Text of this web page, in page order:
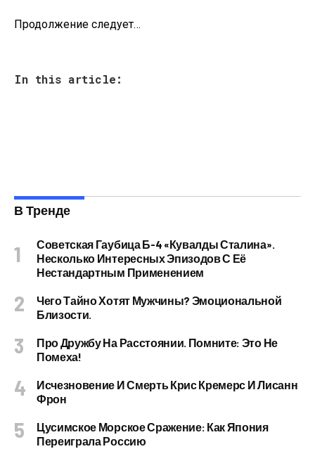
Продолжение следует…
In this article:
В Тренде
Советская Гаубица Б-4 «Кувалды Сталина».
Несколько Интересных Эпизодов С Её
Нестандартным Применением
Чего Тайно Хотят Мужчины? Эмоциональной
Близости.
Про Дружбу На Расстоянии. Помните: Это Не
Помеха!
Исчезновение И Смерть Крис Кремерс И Лисанн
Фрон
Цусимское Морское Сражение: Как Япония
Переиграла Россию